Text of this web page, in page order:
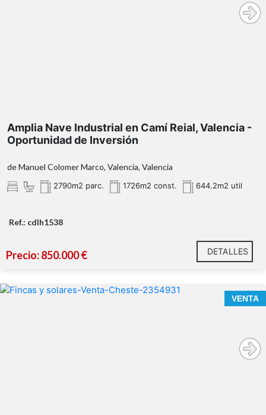
Amplia Nave Industrial en Camí Reial, Valencia -
Oportunidad de Inversión
de Manuel Colomer Marco, Valencia, Valencia
2790m2 parc. 1726m2 const. 644.2m2 util
Ref.: cdlh1538
Precio: 850.000 € DETALLES
VENTA